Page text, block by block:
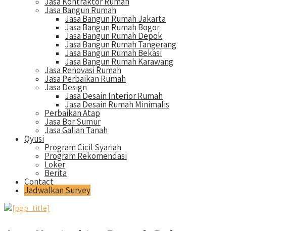
Jasa Bangun Rumah
Jasa Bangun Rumah Jakarta
Jasa Bangun Rumah Bogor
Jasa Bangun Rumah Depok
Jasa Bangun Rumah Tangerang
Jasa Bangun Rumah Bekasi
Jasa Bangun Rumah Karawang
Jasa Renovasi Rumah
Jasa Perbaikan Rumah
Jasa Design
Jasa Desain Interior Rumah
Jasa Desain Rumah Minimalis
Perbaikan Atap
Jasa Bor Sumur
Jasa Galian Tanah
Qyusi
Program Cicil Syariah
Program Rekomendasi
Loker
Berita
Contact
Jadwalkan Survey